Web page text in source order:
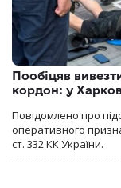
Пообіцяв
кордон: у
Повідомлено про
оперативного
ст. 332 КК України.